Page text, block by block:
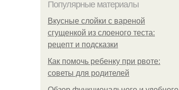
Популярные материалы
Вкусные слойки с вареной
сгущенкой из слоеного теста:
рецепт и подсказки
Как помочь ребенку при рвоте:
советы для родителей